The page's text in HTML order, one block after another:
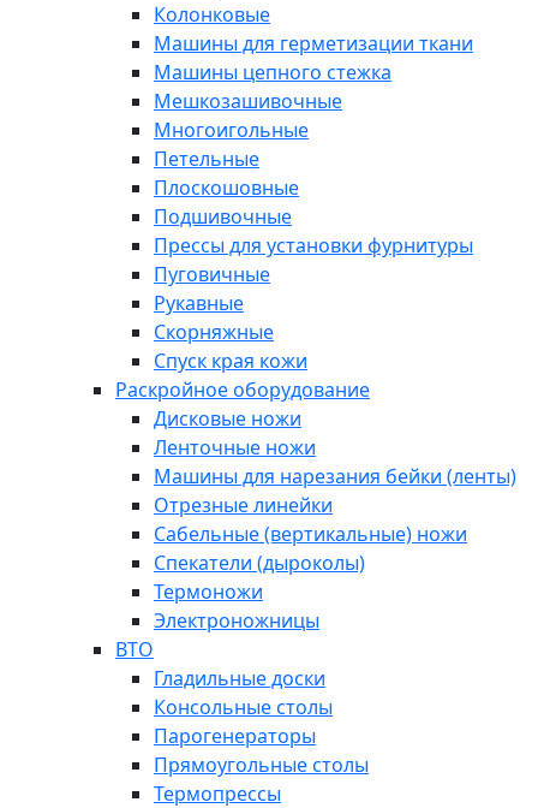
Колонковые
Машины для герметизации ткани
Машины цепного стежка
Мешкозашивочные
Многоигольные
Петельные
Плоскошовные
Подшивочные
Прессы для установки фурнитуры
Пуговичные
Рукавные
Скорняжные
Спуск края кожи
Раскройное оборудование
Дисковые ножи
Ленточные ножи
Машины для нарезания бейки (ленты)
Отрезные линейки
Сабельные (вертикальные) ножи
Спекатели (дыроколы)
Термоножи
Электроножницы
ВТО
Гладильные доски
Консольные столы
Парогенераторы
Прямоугольные столы
Термопрессы